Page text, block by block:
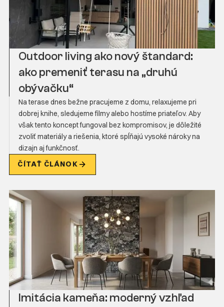
Outdoor living ako nový štandard:
ako premeniť terasu na „druhú
obývačku“
Na terase dnes bežne pracujeme z domu, relaxujeme pri
dobrej knihe, sledujeme filmy alebo hostíme priateľov. Aby
však tento koncept fungoval bez kompromisov, je dôležité
zvoliť materiály a riešenia, ktoré spĺňajú vysoké nároky na
dizajn aj funkčnosť.
ČÍTAŤ ČLÁNOK
Imitácia kameňa: moderný vzhľad